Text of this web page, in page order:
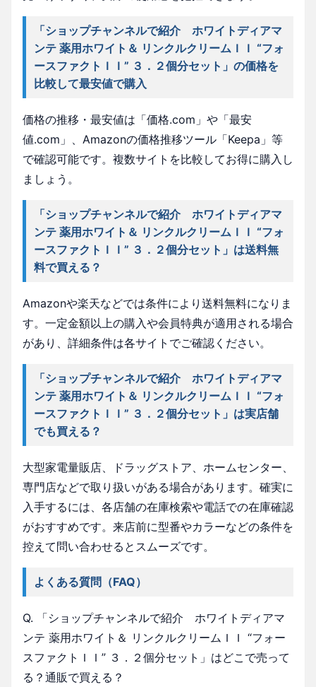
「ショップチャンネルで紹介 ホワイトディアマ
ンテ 薬用ホワイト＆ リンクルクリームＩＩ “フォ
ースファクトＩＩ” ３．２個分セット」の価格を
比較して最安値で購入
価格の推移・最安値は「価格.com」や「最安
値.com」、Amazonの価格推移ツール「Keepa」等
で確認可能です。複数サイトを比較してお得に購入し
ましょう。
「ショップチャンネルで紹介 ホワイトディアマ
ンテ 薬用ホワイト＆ リンクルクリームＩＩ “フォ
ースファクトＩＩ” ３．２個分セット」は送料無
料で買える？
Amazonや楽天などでは条件により送料無料になりま
す。一定金額以上の購入や会員特典が適用される場合
があり、詳細条件は各サイトでご確認ください。
「ショップチャンネルで紹介 ホワイトディアマ
ンテ 薬用ホワイト＆ リンクルクリームＩＩ “フォ
ースファクトＩＩ” ３．２個分セット」は実店舗
でも買える？
大型家電量販店、ドラッグストア、ホームセンター、
専門店などで取り扱いがある場合があります。確実に
入手するには、各店舗の在庫検索や電話での在庫確認
がおすすめです。来店前に型番やカラーなどの条件を
控えて問い合わせるとスムーズです。
よくある質問（FAQ）
Q. 「ショップチャンネルで紹介 ホワイトディアマ
ンテ 薬用ホワイト＆ リンクルクリームＩＩ “フォー
スファクトＩＩ” ３．２個分セット」はどこで売って
る？通販で買える？